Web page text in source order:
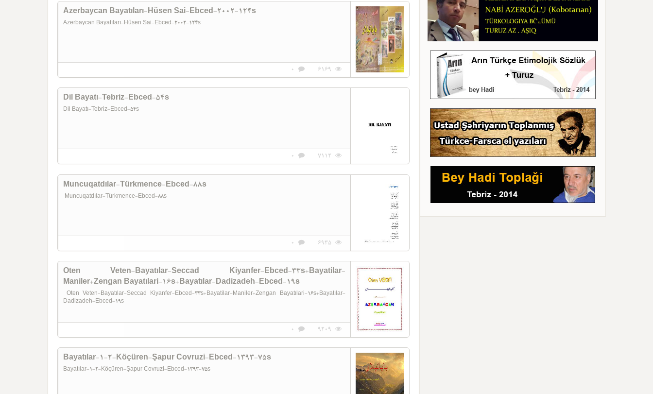
Azerbaycan Bayatıları-Hüsen Sai-Ebced-2002-124s
Azerbaycan Bayatıları-Hüsen Sai-Ebced-2002-124s
6169
0
Dil Bayatı-Tebriz-Ebced-54s
Dil Bayatı-Tebriz-Ebced-54s
7112
0
Muncuqatdılar-Türkmence-Ebced-88s
Muncuqatdılar-Türkmence-Ebced-88s
6935
0
Oten Veten-Bayatılar-Seccad Kiyanfer-Ebced-33s+Bayatilar-
Maniler+Zengan Bayatılari-16s+Bayatılar-Dadizadeh-Ebced-19s
Oten Veten-Bayatılar-Seccad Kiyanfer-Ebced-33s+Bayatilar-Maniler+Zengan Bayatılari-16s+Bayatılar-
Dadizadeh-Ebced-19s
9209
0
Bayatılar-1-2-Köçüren-Şapur Covruzi-Ebced-1393-75s
Bayatılar-1-2-Köçüren-Şapur Covruzi-Ebced-1393-75s